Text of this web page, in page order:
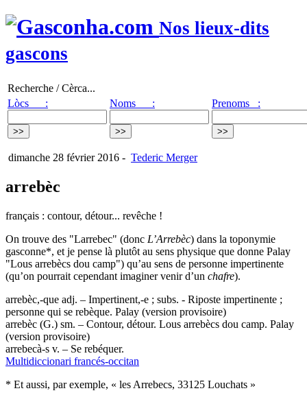
Nos lieux-dits
gascons
Recherche / Cèrca...
Lòcs :
Noms : Prenoms :
dimanche 28 février 2016 - Tederic Merger
arrebèc
français : contour, détour... revêche !
On trouve des "Larrebec" (donc L’Arrebèc) dans la toponymie
gasconne*, et je pense là plutôt au sens physique que donne Palay
"Lous arrebècs dou camp") qu’au sens de personne impertinente
(qu’on pourrait cependant imaginer venir d’un chafre).
arrebèc,-que adj. – Impertinent,-e ; subs. - Riposte impertinente ;
personne qui se rebèque. Palay (version provisoire)
arrebèc (G.) sm. – Contour, détour. Lous arrebècs dou camp. Palay
(version provisoire)
arrebecà-s v. – Se rebéquer.
Multidiccionari francés-occitan
* Et aussi, par exemple, « les Arrebecs, 33125 Louchats »